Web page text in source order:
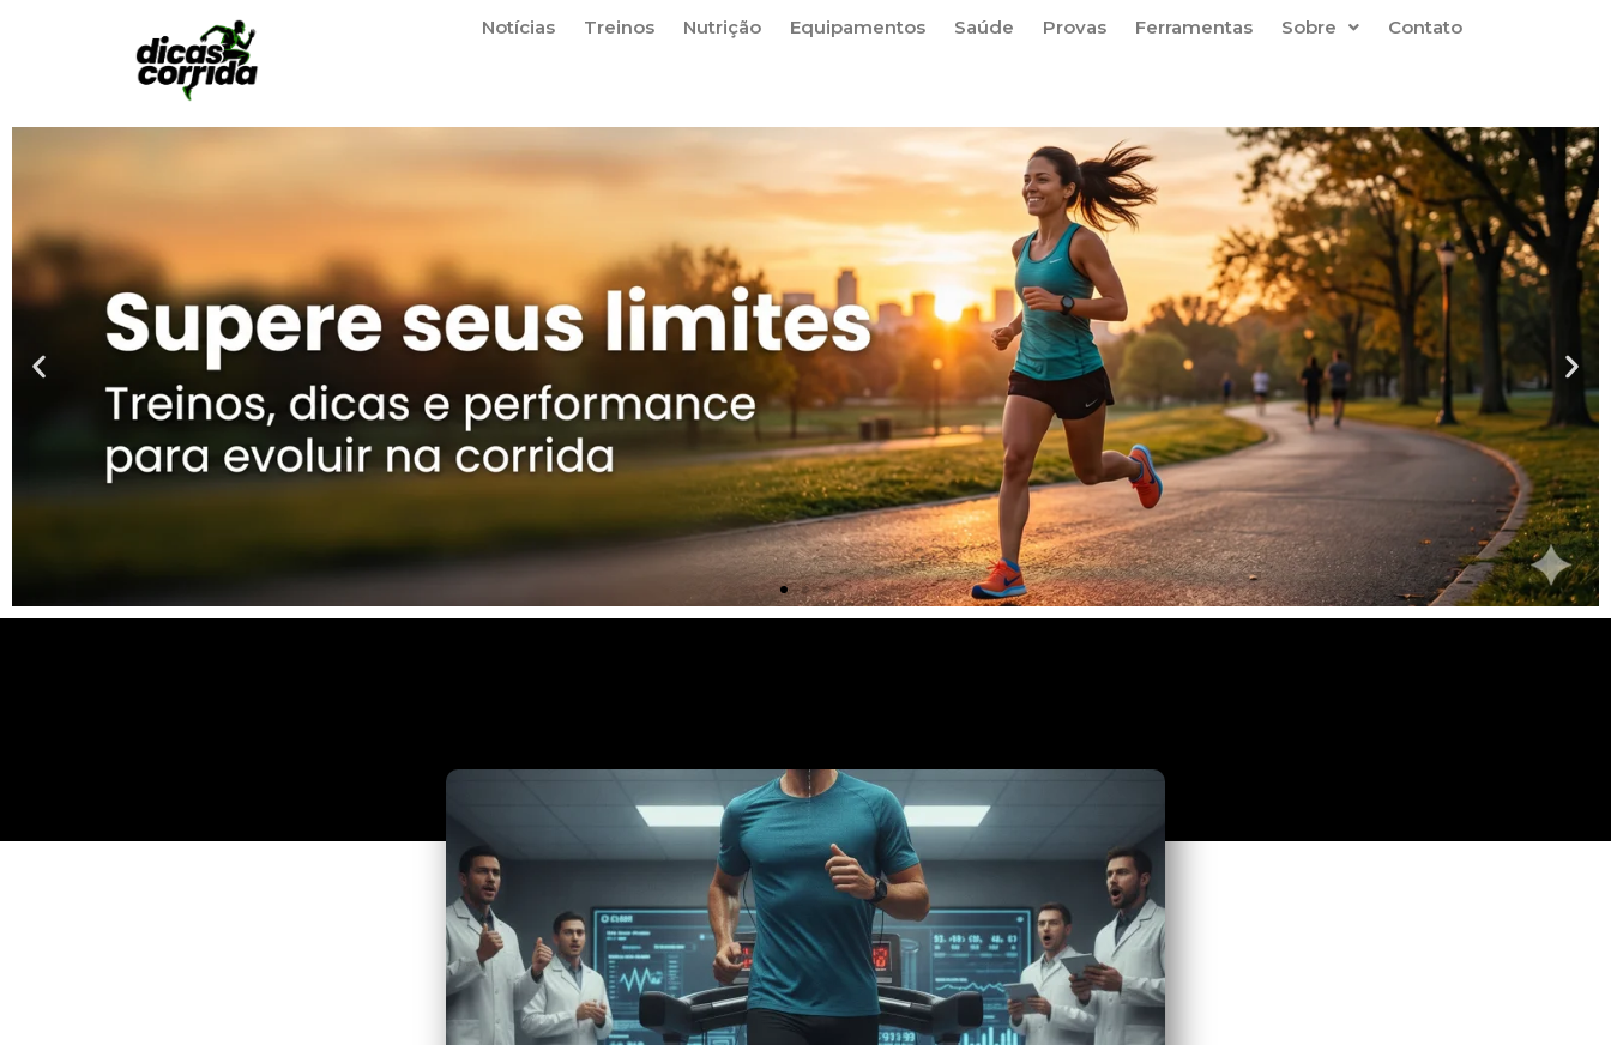
Notícias Treinos Nutrição Equipamentos Saúde Provas Ferramentas Sobre Contato